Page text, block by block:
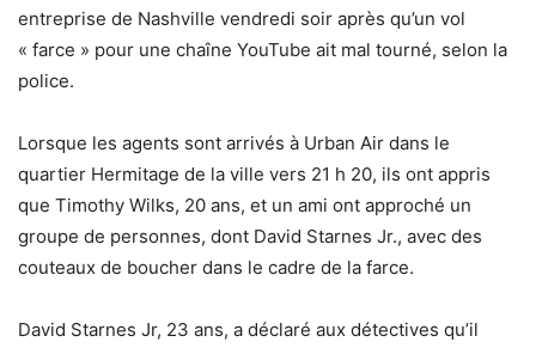
entreprise de Nashville vendredi soir après qu’un vol
« farce » pour une chaîne YouTube ait mal tourné, selon la
police.
Lorsque les agents sont arrivés à Urban Air dans le
quartier Hermitage de la ville vers 21 h 20, ils ont appris
que Timothy Wilks, 20 ans, et un ami ont approché un
groupe de personnes, dont David Starnes Jr., avec des
couteaux de boucher dans le cadre de la farce.
David Starnes Jr, 23 ans, a déclaré aux détectives qu’il